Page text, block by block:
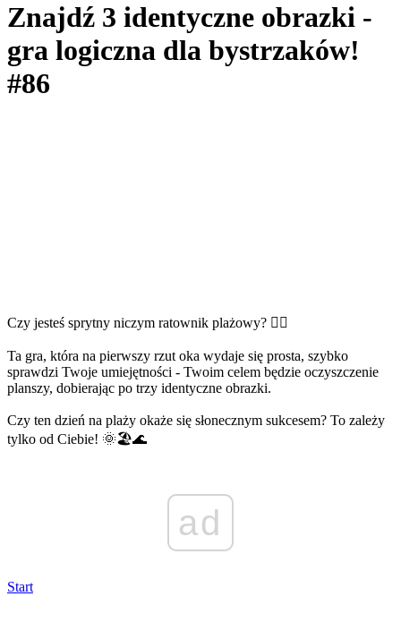
Znajdź 3 identyczne obrazki -
gra logiczna dla bystrzaków!
#86
Czy jesteś sprytny niczym ratownik plażowy? 🏄‍♂️
Ta gra, która na pierwszy rzut oka wydaje się prosta, szybko
sprawdzi Twoje umiejętności - Twoim celem będzie oczyszczenie
planszy, dobierając po trzy identyczne obrazki.
Czy ten dzień na plaży okaże się słonecznym sukcesem? To zależy
tylko od Ciebie! 🌞🏖️🌊
ad
Start